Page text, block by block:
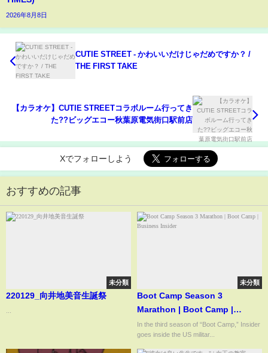
2026年8月8日
CUTIE STREET - かわいいだけじゃだめですか？ /
THE FIRST TAKE
【カラオケ】CUTIE STREETコラボルーム行ってき
た??ビッグエコー秋葉原電気街口駅前店
Xでフォローしよう
おすすめの記事
未分類
220129_向井地美音生誕祭
未分類
Boot Camp Season 3
Marathon | Boot Camp |
Business Insider
In the third season of “Boot Camp,” Insider
goes inside the US militar...